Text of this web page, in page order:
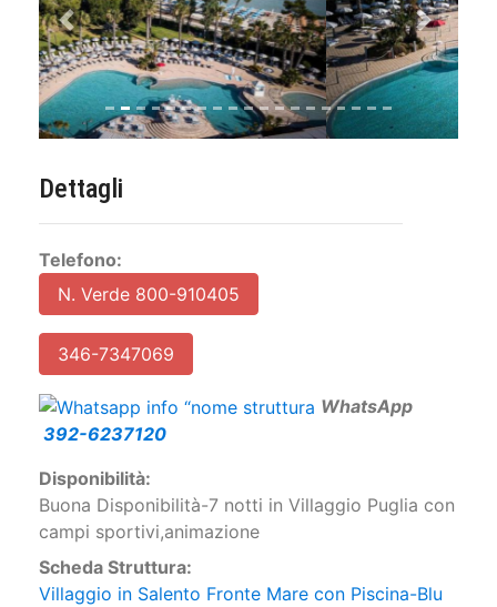
Previous Next
Dettagli
Telefono:
N. Verde 800-910405
346-7347069
WhatsApp
392-6237120
Disponibilità:
Buona Disponibilità-7 notti in Villaggio Puglia con
campi sportivi,animazione
Scheda Struttura:
Villaggio in Salento Fronte Mare con Piscina-Blu